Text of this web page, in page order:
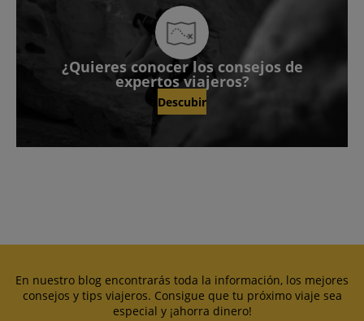
¿Quieres conocer los consejos de
expertos viajeros?
Descubir
En nuestro blog encontrarás toda la información, los mejores
consejos y tips viajeros. Consigue que tu próximo viaje sea
especial y ¡ahorra dinero!